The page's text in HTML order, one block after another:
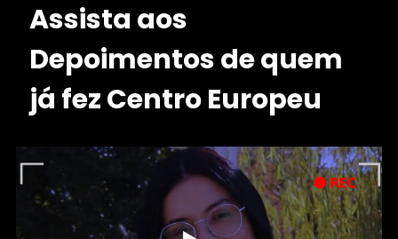
Assista aos
Depoimentos dequem
já fezCentro Europeu